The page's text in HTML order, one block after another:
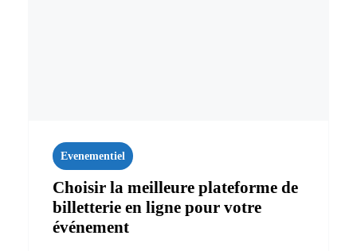
Evenementiel
Choisir la meilleure plateforme de
billetterie en ligne pour votre
événement